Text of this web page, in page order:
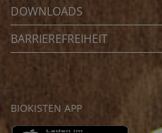
DOWNLOADS
BARRIEREFREIHEIT
BIOKISTEN APP